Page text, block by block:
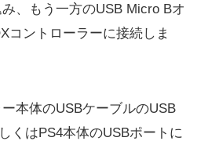
、もう一方のUSB Micro Bオ
コントローラーに接続しま
本体のUSBケーブルのUSB
くはPS4本体のUSBポートに